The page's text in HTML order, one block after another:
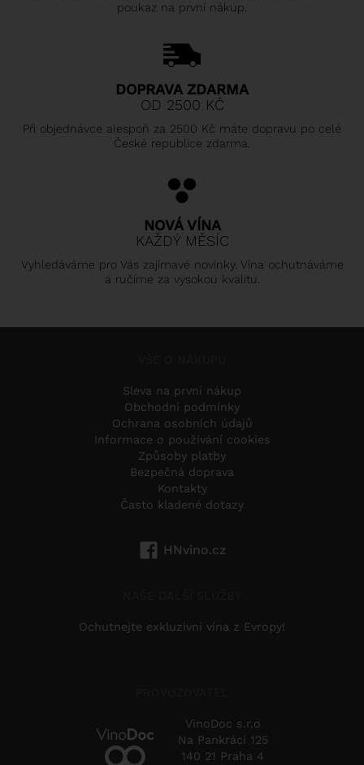
poukaz na první nákup.
DOPRAVA ZDARMA
OD 2500 KČ
Při objednávce alespoň za 2500 Kč máte dopravu po celé
České republice zdarma.
NOVÁ VÍNA
KAŽDÝ MĚSÍC
Vyhledáváme pro Vás zajímavé novinky. Vína ochutnáváme
a ručíme za vysokou kvalitu.
Sleva na první nákup
Obchodní podmínky
Ochrana osobních údajů
Informace o používání cookies
Způsoby platby
Bezpečná doprava
Kontakty
Často kladené dotazy
HNvino.cz
Ochutnejte exkluzivní vína z Evropy!
VinoDoc s.r.o
Na Pankráci 125
140 21 Praha 4